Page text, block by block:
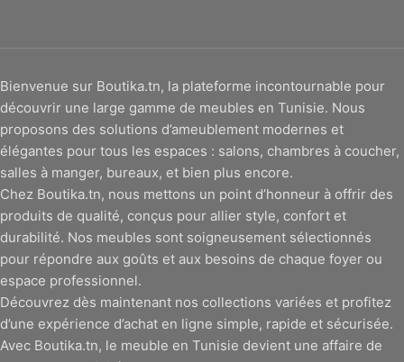
Bienvenue sur Boutika.tn, la plateforme incontournable pour
découvrir une large gamme de meubles en Tunisie. Nous
proposons des solutions d’ameublement modernes et
élégantes pour tous les espaces : salons, chambres à coucher,
salles à manger, bureaux, et bien plus encore.
Chez Boutika.tn, nous mettons un point d’honneur à offrir des
produits de qualité, conçus pour allier style, confort et
durabilité. Nos meubles sont soigneusement sélectionnés
pour répondre aux goûts et aux besoins de chaque foyer ou
espace professionnel.
Découvrez dès maintenant nos collections variées et profitez
d’une expérience d’achat en ligne simple, rapide et sécurisée.
Avec Boutika.tn, le meuble en Tunisie devient une affaire de